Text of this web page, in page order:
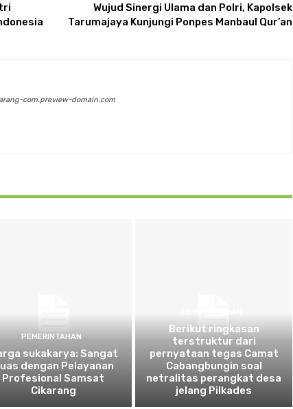
Wujud Sinergi Ulama dan Polri, Kapolsek
Tarumajaya Kunjungi Ponpes Manbaul Qur’an
com.preview-domain.com
PEMERINTAHAN
sukakarya: Sangat
dengan Pelayanan
Profesional Samsat
Cikarang
Berikut ringkasan
terstruktur dari
pernyataan tegas Camat
Cabangbungin soal
netralitas perangkat desa
jelang Pilkades